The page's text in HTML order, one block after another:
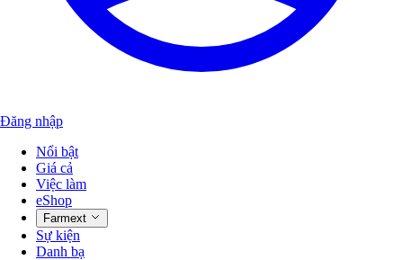
Đăng nhập
Nổi bật
Giá cả
Việc làm
eShop
Farmext
Sự kiện
Danh bạ